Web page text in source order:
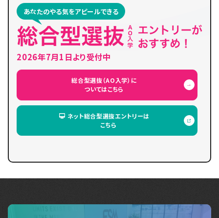
あなたのやる気をアピールできる
2026年7月1日より受付中
総合型選抜（AO入学）に
ついてはこちら
ネット総合型選抜エントリーは
こちら